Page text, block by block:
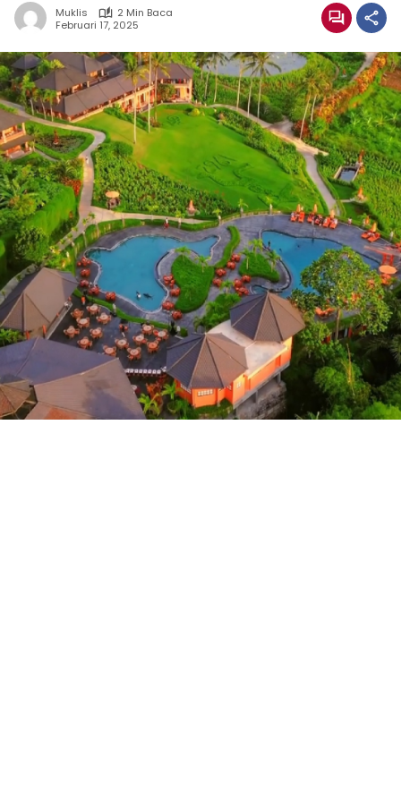
Muklis
2 Min Baca
Februari 17, 2025